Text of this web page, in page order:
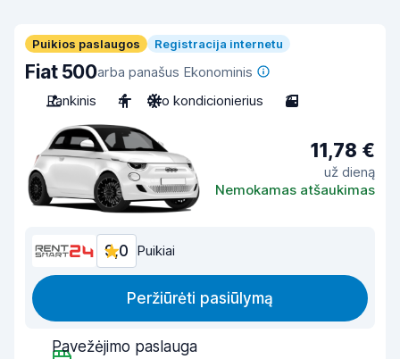
Puikios paslaugos Registracija internetu
Fiat 500arba panašus Ekonominis
Rankinis
4 Oro kondicionierius 3
11,78 €
už dieną
Nemokamas atšaukimas
9,0 Puikiai
Peržiūrėti pasiūlymą
Pavežėjimo paslauga